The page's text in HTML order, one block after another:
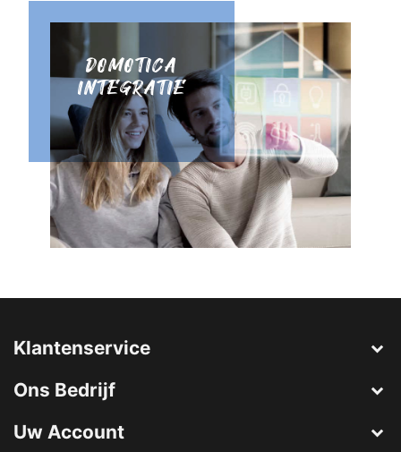
DOMOTICA
INTEGRATIE
Klantenservice
Ons Bedrijf
Uw Account